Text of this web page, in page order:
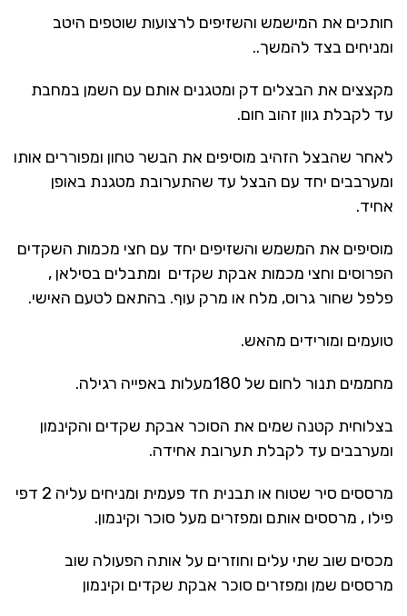
חותכים את המישמש והשזיפים לרצועות שוטפים היטב
ומניחים בצד להמשך..
מקצצים את הבצלים דק ומטגנים אותם עם השמן במחבת
עד לקבלת גוון זהוב חום.
לאחר שהבצל הזהיב מוסיפים את הבשר טחון ומפוררים אותו
ומערבבים יחד עם הבצל עד שהתערובת מטגנת באופן
אחיד.
מוסיפים את המשמש והשזיפים יחד עם חצי מכמות השקדים
הפרוסים וחצי מכמות אבקת שקדים ומתבלים בסילאן ,
פלפל שחור גרוס, מלח או מרק עוף. בהתאם לטעם האישי.
טועמים ומורידים מהאש.
מחממים תנור לחום של 180מעלות באפייה רגילה.
בצלוחית קטנה שמים את הסוכר אבקת שקדים והקינמון
ומערבבים עד לקבלת תערובת אחידה.
מרססים סיר שטוח או תבנית חד פעמית ומניחים עליה 2 דפי
פילו , מרססים אותם ומפזרים מעל סוכר וקינמון.
מכסים שוב שתי עלים וחוזרים על אותה הפעולה שוב
מרססים שמן ומפזרים סוכר אבקת שקדים וקינמון